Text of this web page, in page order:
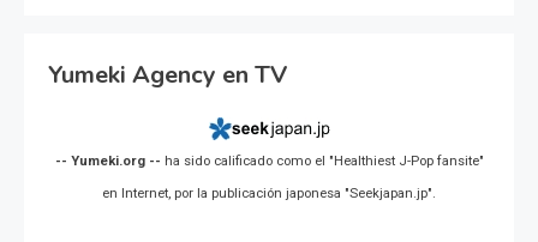
Yumeki Agency en TV
-- Yumeki.org -- ha sido calificado como el "Healthiest J-Pop fansite"
en Internet, por la publicación japonesa "Seekjapan.jp".